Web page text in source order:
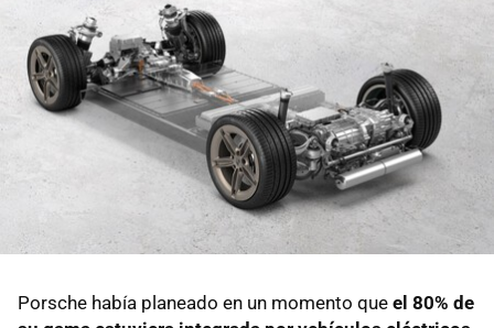
Porsche había planeado en un momento que el 80% de